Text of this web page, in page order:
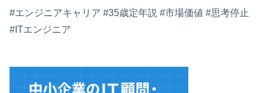
#エンジニアキャリア #35歳定年説 #市場価値 #思考停止
#ITエンジニア